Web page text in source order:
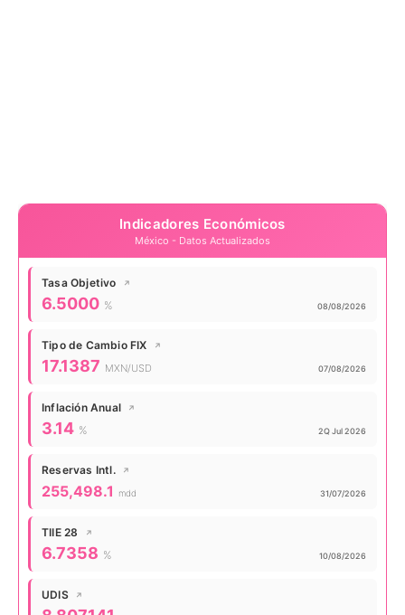
Indicadores Económicos
México - Datos Actualizados
Tasa Objetivo ↗
Valor actual:
6.5000 % Actualizado:
08/08/2026
Tipo de Cambio FIX ↗
Valor actual:
17.1387 MXN/USD Actualizado:
07/08/2026
Inflación Anual ↗
Valor actual:
3.14 % Actualizado:
2Q Jul 2026
Reservas Intl. ↗
Valor actual:
255,498.1 mdd Actualizado:
31/07/2026
TIIE 28 ↗
Valor actual:
6.7358 % Actualizado:
10/08/2026
UDIS ↗